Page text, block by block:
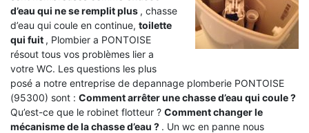
d’eau qui ne se remplit plus , chasse
d’eau qui coule en continue, toilette
qui fuit , Plombier a PONTOISE
résout tous vos problèmes lier a
votre WC. Les questions les plus
posé a notre entreprise de depannage plomberie PONTOISE
(95300) sont : Comment arrêter une chasse d’eau qui coule ?
Qu’est-ce que le robinet flotteur ? Comment changer le
mécanisme de la chasse d’eau ? . Un wc en panne nous